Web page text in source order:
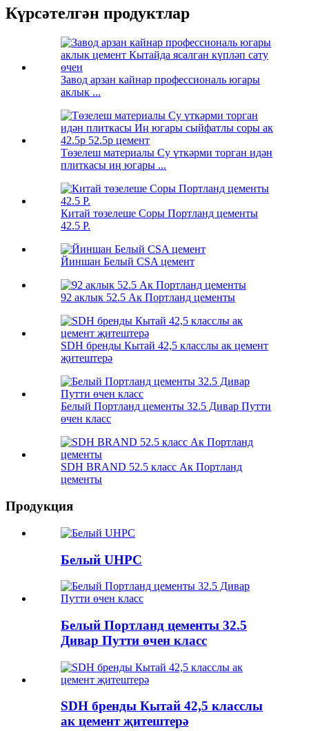
Күрсәтелгән продуктлар
Завод арзан кайнар профессиональ югары
аклык ...
Төзелеш материалы Су үткәрми торган идән
плиткасы иң югары ...
Китай төзелеше Соры Портланд цементы
42.5 Р.
Йиншан Белый CSA цемент
92 аклык 52.5 Ак Портланд цементы
SDH бренды Кытай 42,5 класслы ак цемент
җитештерә
Белый Портланд цементы 32.5 Дивар Путти
өчен класс
SDH BRAND 52.5 класс Ак Портланд
цементы
Продукция
Белый UHPC
Белый Портланд цементы 32.5
Дивар Путти өчен класс
SDH бренды Кытай 42,5 класслы
ак цемент җитештерә